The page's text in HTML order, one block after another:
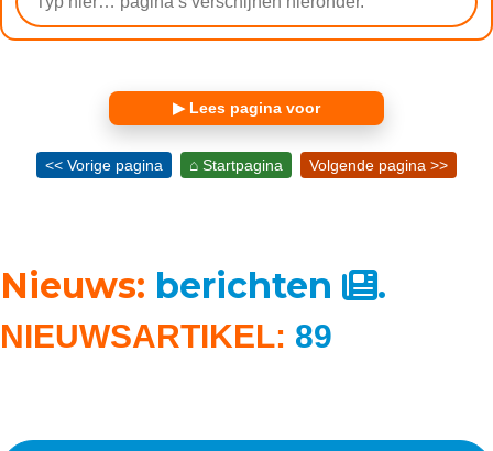
▶ Lees pagina voor
<< Vorige pagina ⌂ Startpagina Volgende pagina >>
Nieuws: berichten .
NIEUWSARTIKEL: 89